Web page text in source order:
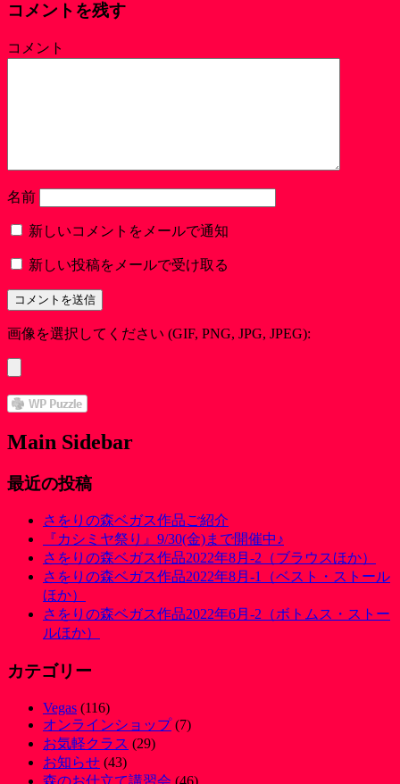
コメントを残す
コメント
名前
新しいコメントをメールで通知
新しい投稿をメールで受け取る
画像を選択してください (GIF, PNG, JPG, JPEG):
Main Sidebar
最近の投稿
さをりの森ベガス作品ご紹介
『カシミヤ祭り』9/30(金)まで開催中♪
さをりの森ベガス作品2022年8月-2（ブラウスほか）
さをりの森ベガス作品2022年8月-1（ベスト・ストール
ほか）
さをりの森ベガス作品2022年6月-2（ボトムス・ストー
ルほか）
カテゴリー
Vegas (116)
オンラインショップ(7)
お気軽クラス (29)
お知らせ (43)
森のお仕立て講習会 (46)